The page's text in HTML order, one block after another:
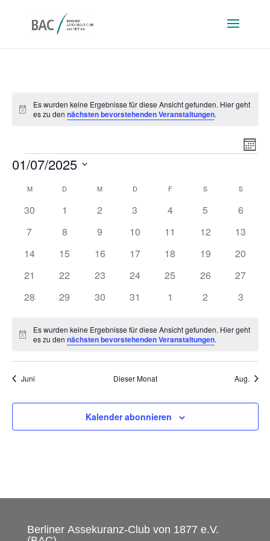
Hinweis
Es wurden keine Ergebnisse für diese Ansicht gefunden. Hier geht
es zu dennächsten bevorstehenden Veranstaltungen.
Monat
Veranstaltungen
01/07/2025
Kalender
von
MMONTAG D DIENSTAGM MITTWOCH
DDONNERSTAG
FFREITAG S SAMSTAGS
0
30
0
1
0
2
0
3
0
4
0
5
0
6
0
7
0
8
0
9
0
10
0
11
0
12
0
13
0
14
0
15
0
16
0
17
0
18
0
19
0
20
0
21
0
22
0
23
0
24
0
25
0
26
0
27
0
28
0
29
0
30
0
31
0
1
0
2
0
3
Hinweis
Es wurden keine Ergebnisse für diese Ansicht gefunden. Hier geht
es zu dennächsten bevorstehenden Veranstaltungen.
Juni Dieser Monat Aug.
Kalender abonnieren
Berliner Assekuranz-Club von 1877 e.V.